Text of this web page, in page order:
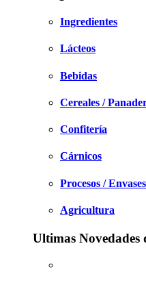
Ingredientes
Lácteos
Bebidas
Cereales /
Confitería
Cárnicos
Procesos / Envases
Agricultura
Ultimas Novedades